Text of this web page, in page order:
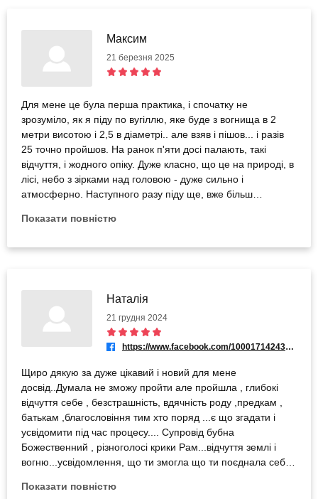
Максим
21 березня 2025
Для мене це була перша практика, і спочатку не
зрозуміло, як я піду по вугіллю, яке буде з вогнища в 2
метри висотою і 2,5 в діаметрі.. але взяв і пішов... і разів
25 точно пройшов. На ранок п'яти досі палають, такі
відчуття, і жодного опіку. Дуже класно, що це на природі, в
лісі, небо з зірками над головою - дуже сильно і
атмосферно. Наступного разу піду ще, вже більш
Показати повністю
Наталія
21 грудня 2024
https://www.facebook.com/100017142435126
Щиро дякую за дуже цікавий і новий для мене
досвід..Думала не зможу пройти але пройшла , глибокі
відчуття себе , безстрашність, вдячність роду ,предкам ,
батькам ,благословіння тим хто поряд ...є що згадати і
усвідомити під час процесу.... Супровід бубна
Божественний , різноголосі крики Рам...відчуття землі і
вогню...усвідомлення, що ти змогла що ти поєднала себе
про свою Душу
Показати повністю